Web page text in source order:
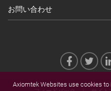
お問い合わせ
Axiomtek Websites use cookies